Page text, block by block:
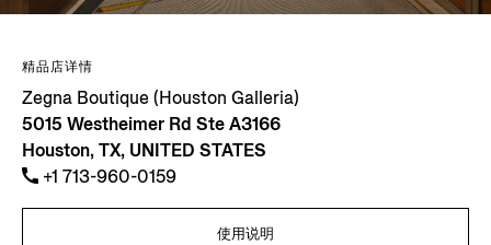
精品店详情
Zegna Boutique (Houston Galleria)
5015 Westheimer Rd Ste A3166
Houston, TX, UNITED STATES
+1 713-960-0159
使用说明